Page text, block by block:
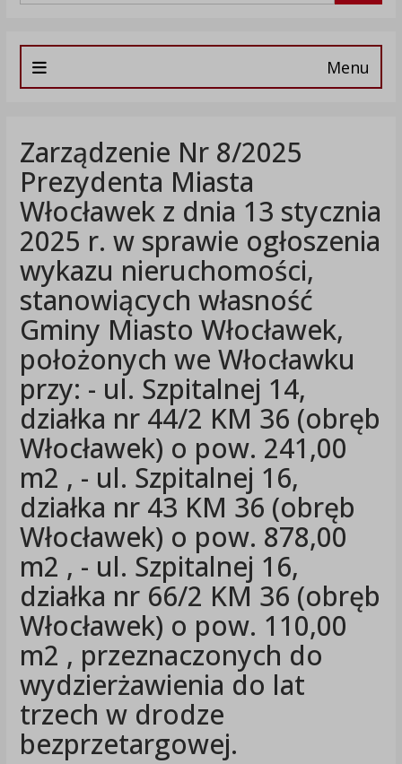
Menu
Zarządzenie Nr 8/2025
Prezydenta Miasta
Włocławek z dnia 13 stycznia
2025 r. w sprawie ogłoszenia
wykazu nieruchomości,
stanowiących własność
Gminy Miasto Włocławek,
położonych we Włocławku
przy: - ul. Szpitalnej 14,
działka nr 44/2 KM 36 (obręb
Włocławek) o pow. 241,00
m2 , - ul. Szpitalnej 16,
działka nr 43 KM 36 (obręb
Włocławek) o pow. 878,00
m2 , - ul. Szpitalnej 16,
działka nr 66/2 KM 36 (obręb
Włocławek) o pow. 110,00
m2 , przeznaczonych do
wydzierżawienia do lat
trzech w drodze
bezprzetargowej.